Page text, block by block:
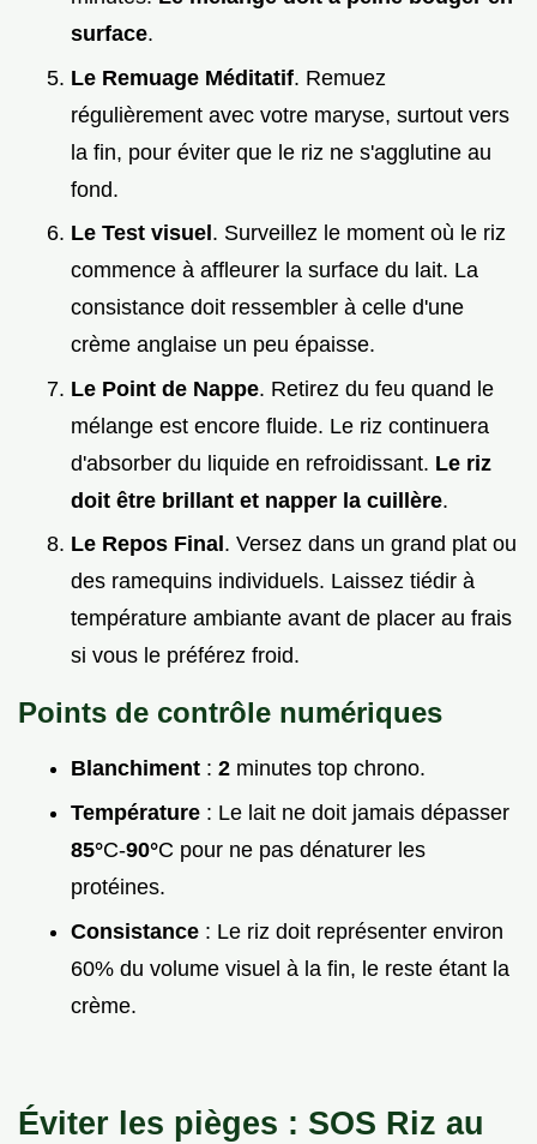
surface.
Le Remuage Méditatif. Remuez
régulièrement avec votre maryse, surtout vers
la fin, pour éviter que le riz ne s'agglutine au
fond.
Le Test visuel . Surveillez le moment où le riz
commence à affleurer la surface du lait. La
consistance doit ressembler à celle d'une
crème anglaise un peu épaisse.
Le Point de Nappe. Retirez du feu quand le
mélange est encore fluide. Le riz continuera
d'absorber du liquide en refroidissant. Le riz
doit être brillant et napper la cuillère.
Le Repos Final . Versez dans un grand plat ou
des ramequins individuels. Laissez tiédir à
température ambiante avant de placer au frais
si vous le préférez froid.
Points de contrôle numériques
Blanchiment : 2 minutes top chrono.
Température : Le lait ne doit jamais dépasser
85°C-90°C pour ne pas dénaturer les
protéines.
Consistance : Le riz doit représenter environ
60% du volume visuel à la fin, le reste étant la
crème.
Éviter les pièges : SOS Riz au